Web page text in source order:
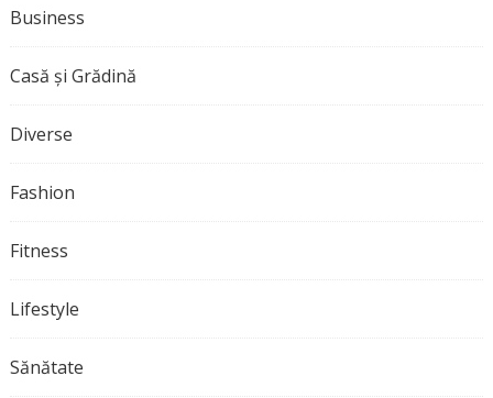
Business
Casă și Grădină
Diverse
Fashion
Fitness
Lifestyle
Sănătate